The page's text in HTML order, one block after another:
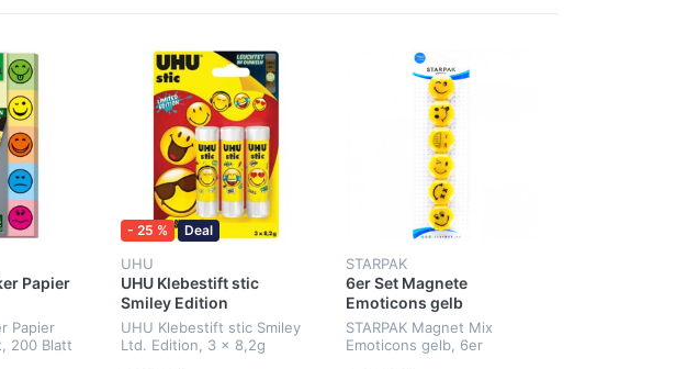
Papier
Papier
200 Blatt
- 25 % Deal
UHU
UHU Klebestift stic
Smiley Edition
UHU Klebestift stic Smiley
Ltd. Edition, 3 x 8,2g
STARPAK
6er Set Magnete
Emoticons gelb
STARPAK Magnet Mix
Emoticons gelb, 6er